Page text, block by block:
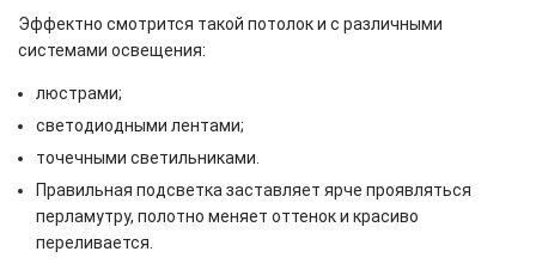
Эффектно смотрится такой потолок и с различными
системами освещения:
люстрами;
светодиодными лентами;
точечными светильниками.
Правильная подсветка заставляет ярче проявляться
перламутру, полотно меняет оттенок и красиво
переливается.